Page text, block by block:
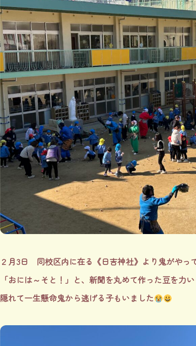
２月3日 同校区内に在る《日吉神社》より鬼がやっ
「おには～そと！」と、新聞を丸めて作った豆を力
隠れて一生懸命鬼から逃げる子もいました